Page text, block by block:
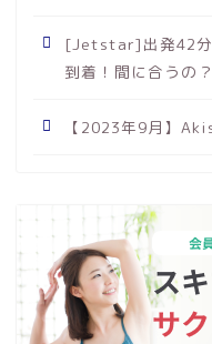
[Jetstar]出発42分
到着！間に合うの？
【2023年9月】